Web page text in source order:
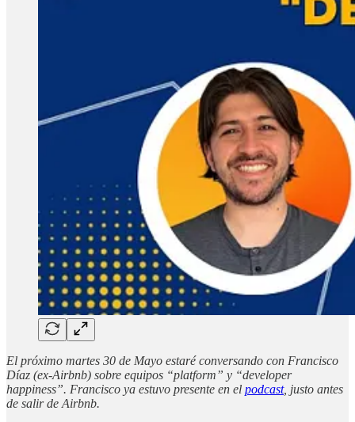
El próximo martes 30 de Mayo estaré conversando con Francisco
Díaz (ex-Airbnb) sobre equipos “platform” y “developer
happiness”. Francisco ya estuvo presente en el podcast, justo antes
de salir de Airbnb.